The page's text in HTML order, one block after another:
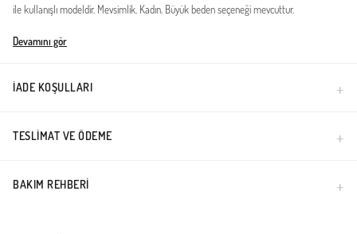
ile kullanışlı modeldir. Mevsimlik. Kadın. Büyük beden seçeneği mevcuttur.
Türkiye'de üretilmiştir.
Devamını gör
İADE KOŞULLARI
TESLIMAT VE ÖDEME
BAKIM REHBERI